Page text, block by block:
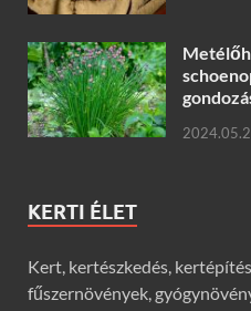
KERTI ÉLET
Kert, kertészkedés,
fűszernövények,